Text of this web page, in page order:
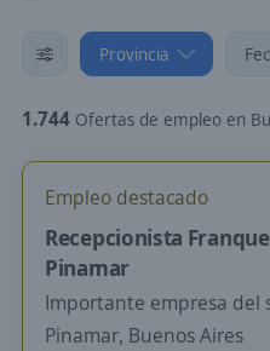
Provincia
1.744 Ofertas de empleo en
Empleo destacado
Recepcionista
Pinamar
Importante empresa del
Pinamar, Buenos Aires